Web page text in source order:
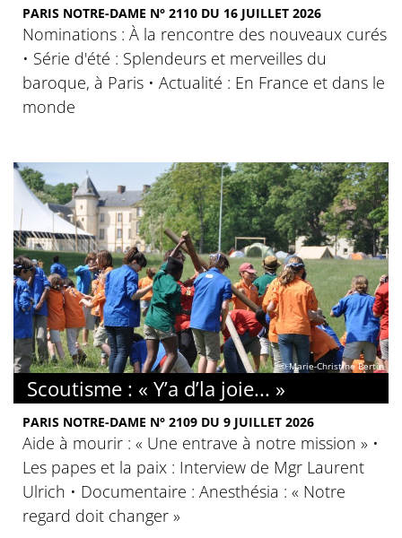
PARIS NOTRE-DAME N° 2110 DU 16 JUILLET 2026
Nominations : À la rencontre des nouveaux curés
• Série d'été : Splendeurs et merveilles du
baroque, à Paris • Actualité : En France et dans le
monde
© Marie-Christine Bertin
Scoutisme : « Y’a d’la joie... »
PARIS NOTRE-DAME N° 2109 DU 9 JUILLET 2026
Aide à mourir : « Une entrave à notre mission » •
Les papes et la paix : Interview de Mgr Laurent
Ulrich • Documentaire : Anesthésia : « Notre
regard doit changer »